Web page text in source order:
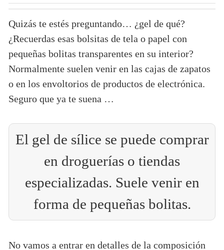
Quizás te estés preguntando… ¿gel de qué?
¿Recuerdas esas bolsitas de tela o papel con
pequeñas bolitas transparentes en su interior?
Normalmente suelen venir en las cajas de zapatos
o en los envoltorios de productos de electrónica.
Seguro que ya te suena …
El gel de sílice se puede comprar
en droguerías o tiendas
especializadas. Suele venir en
forma de pequeñas bolitas.
No vamos a entrar en detalles de la composición